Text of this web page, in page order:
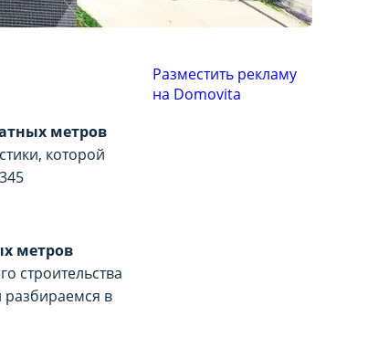
метров
которой
метров
строительства
разбираемся в
Разместить рекламу
на Domovita